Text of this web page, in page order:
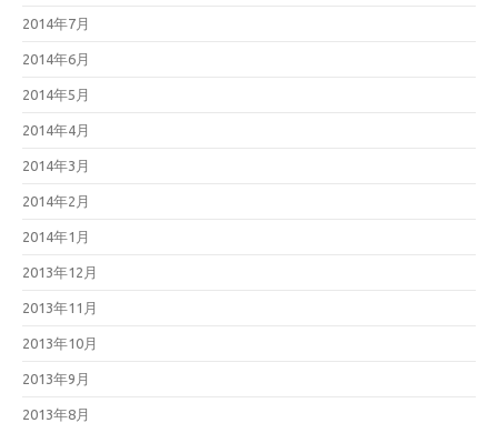
2014年7月
2014年6月
2014年5月
2014年4月
2014年3月
2014年2月
2014年1月
2013年12月
2013年11月
2013年10月
2013年9月
2013年8月